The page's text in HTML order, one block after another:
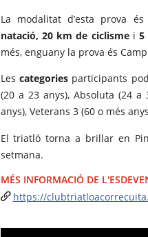
La modalitat d’esta prova
natació, 20 km de ciclismei5
més, enguany la prova és
Les categoriesparticipants
(20 a 23 anys), Absoluta (24 a
anys), Veterans 3 (60 o més
El triatló torna a brillar en
setmana.
MÉS INFORMACIÓ DE
https://